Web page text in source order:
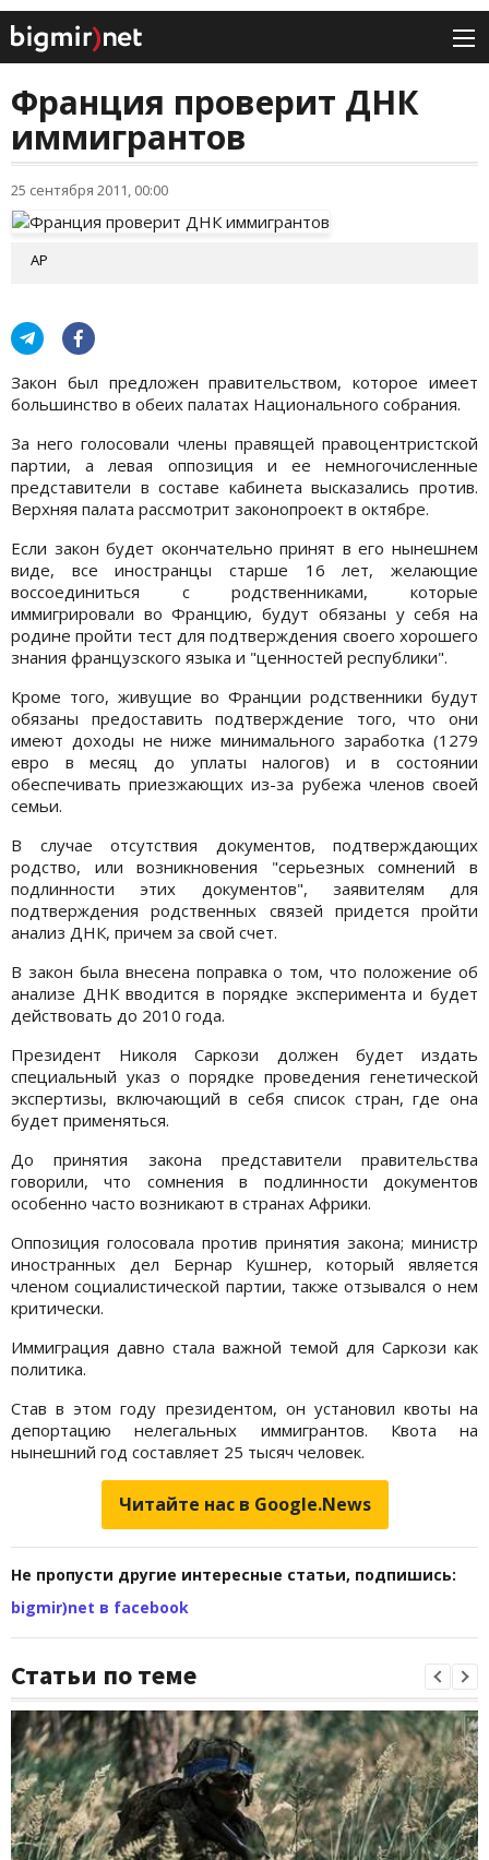
Франция проверит ДНК
иммигрантов
25 сентября 2011, 00:00
АР
Закон был предложен правительством, которое имеет
большинство в обеих палатах Национального собрания.
За него голосовали члены правящей правоцентристской
партии, а левая оппозиция и ее немногочисленные
представители в составе кабинета высказались против.
Верхняя палата рассмотрит законопроект в октябре.
Если закон будет окончательно принят в его нынешнем
виде, все иностранцы старше 16 лет, желающие
воссоединиться с родственниками, которые
иммигрировали во Францию, будут обязаны у себя на
родине пройти тест для подтверждения своего хорошего
знания французского языка и "ценностей республики".
Кроме того, живущие во Франции родственники будут
обязаны предоставить подтверждение того, что они
имеют доходы не ниже минимального заработка (1279
евро в месяц до уплаты налогов) и в состоянии
обеспечивать приезжающих из-за рубежа членов своей
семьи.
В случае отсутствия документов, подтверждающих
родство, или возникновения "серьезных сомнений в
подлинности этих документов", заявителям для
подтверждения родственных связей придется пройти
анализ ДНК, причем за свой счет.
В закон была внесена поправка о том, что положение об
анализе ДНК вводится в порядке эксперимента и будет
действовать до 2010 года.
Президент Николя Саркози должен будет издать
специальный указ о порядке проведения генетической
экспертизы, включающий в себя список стран, где она
будет применяться.
До принятия закона представители правительства
говорили, что сомнения в подлинности документов
особенно часто возникают в странах Африки.
Оппозиция голосовала против принятия закона; министр
иностранных дел Бернар Кушнер, который является
членом социалистической партии, также отзывался о нем
критически.
Иммиграция давно стала важной темой для Саркози как
политика.
Став в этом году президентом, он установил квоты на
депортацию нелегальных иммигрантов. Квота на
нынешний год составляет 25 тысяч человек.
Читайте нас в Google.News
Не пропусти другие интересные статьи, подпишись:
bigmir)net в facebook
Статьи по теме